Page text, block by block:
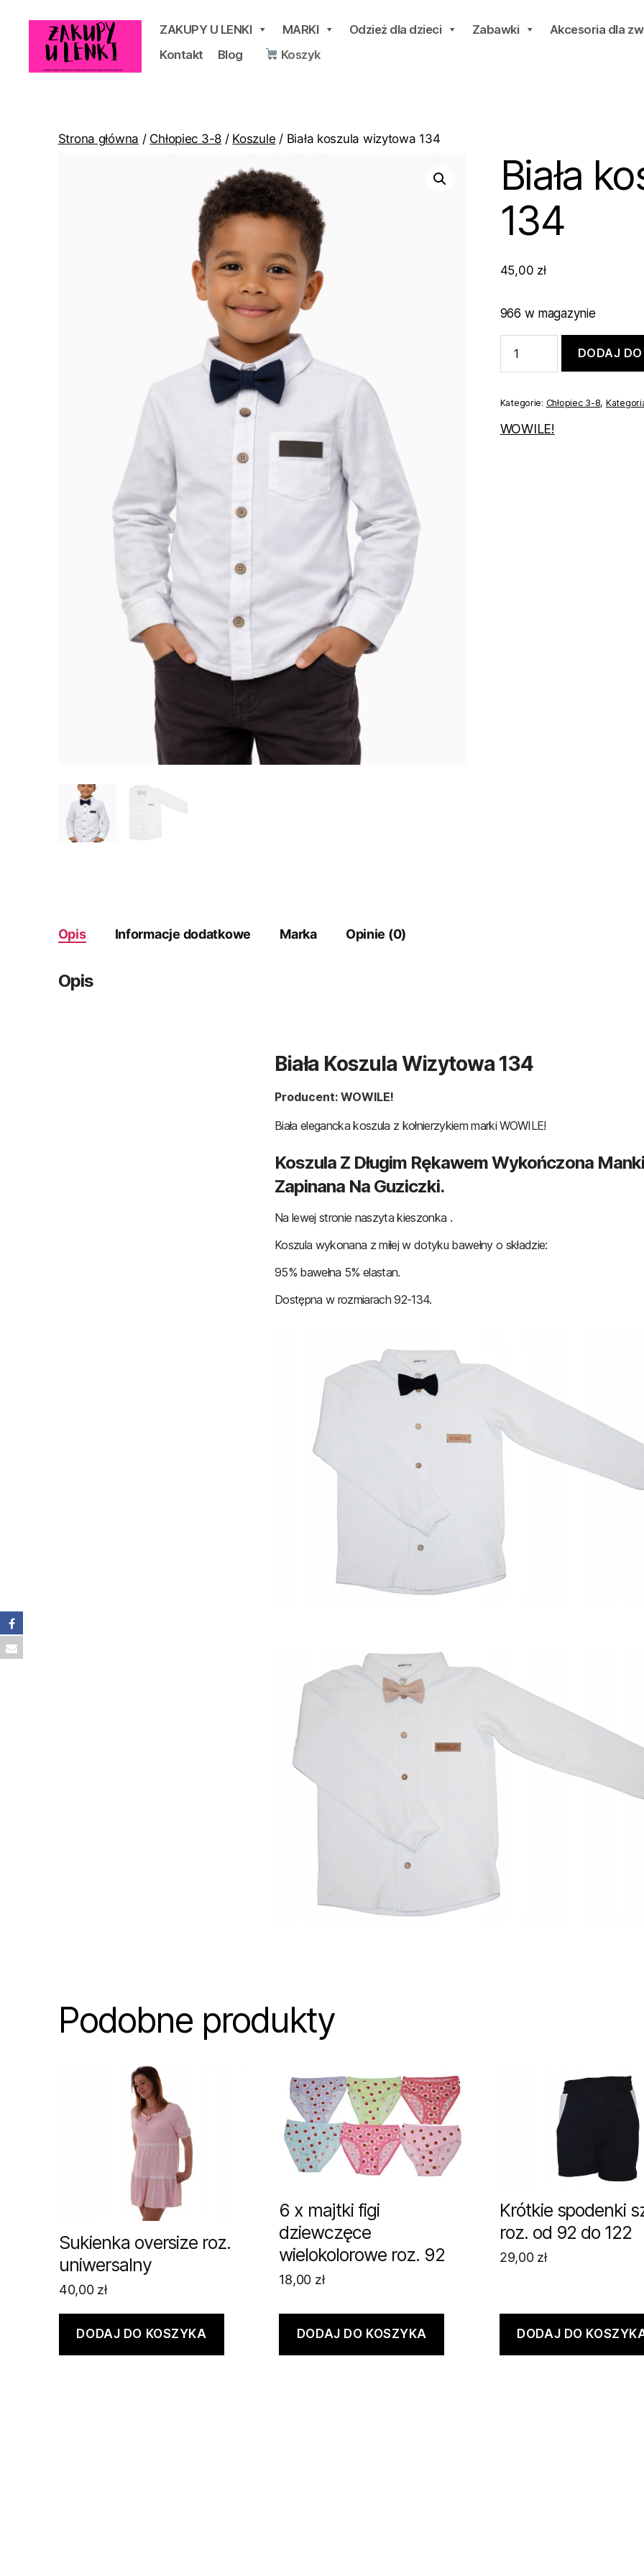
ZAKUPY U LENKI MARKI Odzież dla dzieci Zabawki Akcesoria dla
Kontakt
Blog Koszyk
Strona główna / Chłopiec 3-8 / Koszule / Biała koszula wizytowa 134
Biała
134
45,00 zł
966 w magazynie
Biała
koszula
134
DODAJ
Kategorie: Chłopiec 3-8,
WOWILE!
Opis Informacje dodatkowe Marka Opinie (0)
Opis
Biała Koszula Wizytowa 134
Producent: WOWILE!
Biała elegancka koszula z kołnierzykiem marki WOWILE!
Koszula Z Długim Rękawem Wykończona
Zapinana Na Guziczki.
Na lewej stronie naszyta kieszonka .
Koszula wykonana z miłej w dotyku bawełny o składzie:
95% bawełna 5% elastan.
Dostępna w rozmiarach 92-134.
Podobne produkty
Sukienka oversize roz.
uniwersalny
40,00 zł
DODAJ DO KOSZYKA
6 x majtki figi
dziewczęce
wielokolorowe roz. 92
18,00 zł
DODAJ DO KOSZYKA
Krótkie spodenki
roz. od 92 do 122
29,00 zł
DODAJ DO